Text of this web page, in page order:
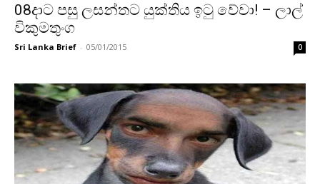
08දාට පසු ලසන්තට යුක්තිය ඉටු වේවා! – ලාල්
විකුමතුංග
Sri Lanka Brief - 05/01/2015 0